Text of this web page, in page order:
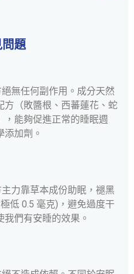
題
絕無任何副作用。成分天然
方（敗醬根、西蕃蓮花、蛇
，能夠促進正常的睡眠週
加劑。
力靠草本成份助眠，褪黑
低 0.5 毫克)，避免過度干
們有安睡的效果。